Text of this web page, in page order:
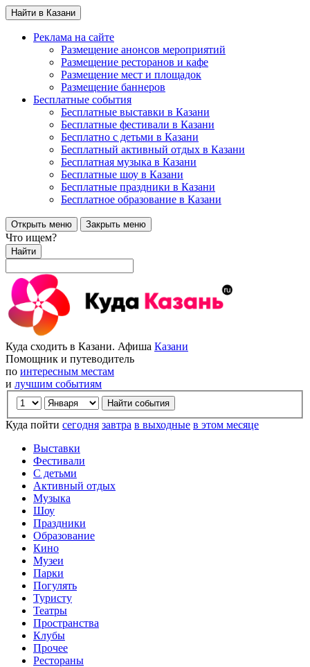
Найти в Казани
Реклама на сайте
Размещение анонсов мероприятий
Размещение ресторанов и кафе
Размещение мест и площадок
Размещение баннеров
Бесплатные события
Бесплатные выставки в Казани
Бесплатные фестивали в Казани
Бесплатно с детьми в Казани
Бесплатный активный отдых в Казани
Бесплатная музыка в Казани
Бесплатные шоу в Казани
Бесплатные праздники в Казани
Бесплатное образование в Казани
Открыть меню Закрыть меню
Что ищем?
Найти
Куда сходить в Казани. Афиша Казани
Помощник и путеводитель
по интересным местам
и лучшим событиям
Куда пойти сегодня завтра в выходные в этом месяце
Выставки
Фестивали
С детьми
Активный отдых
Музыка
Шоу
Праздники
Образование
Кино
Музеи
Парки
Погулять
Туристу
Театры
Пространства
Клубы
Прочее
Рестораны